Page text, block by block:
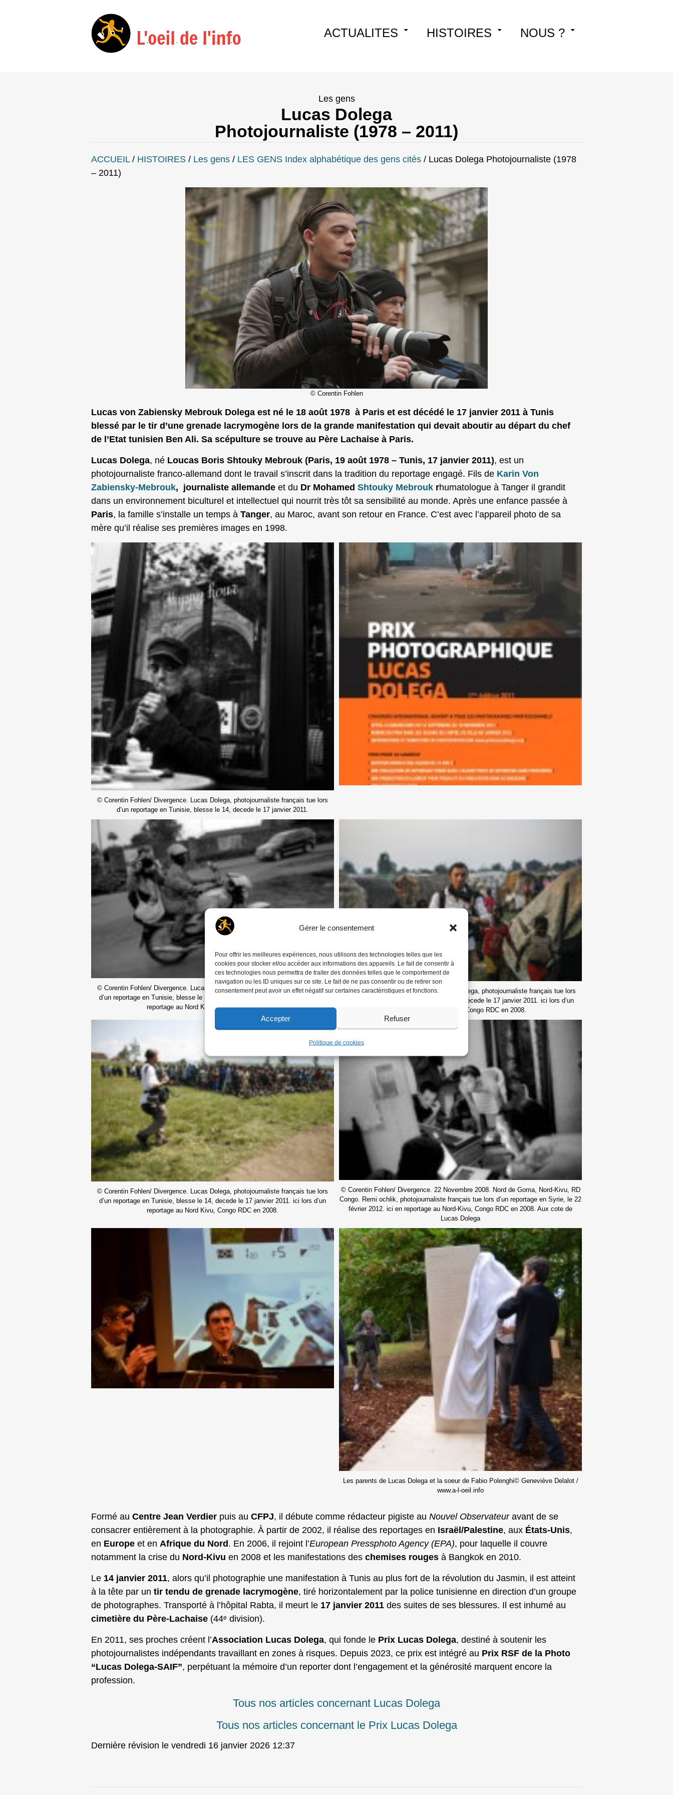
Gérer le consentement
Pour offrir les meilleures expériences, nous utilisons des technologies telles que les
cookies pour stocker et/ou accéder aux informations des appareils. Le fait de consentir à
ces technologies nous permettra de traiter des données telles que le comportement de
navigation ou les ID uniques sur ce site. Le fait de ne pas consentir ou de retirer son
consentement peut avoir un effet négatif sur certaines caractéristiques et fonctions.
Accepter Refuser
Politique de cookies
Skip
ACTUALITES HISTOIRES NOUS ?
Les gens
Lucas Dolega
Photojournaliste (1978 – 2011)
ACCUEIL/ HISTOIRES / Les gens / LES GENS Index alphabétique des gens cités / Lucas Dolega Photojournaliste (1978
– 2011)
© Corentin Fohlen
Lucas von Zabiensky Mebrouk Dolega est né le 18 août 1978 à Paris et est décédé le 17 janvier 2011 à Tunis
blessé par le tir d’une grenade lacrymogène lors de la grande manifestation qui devait aboutir au départ du chef
de l’Etat tunisien Ben Ali. Sa scépulture se trouve au Père Lachaise à Paris.
Lucas Dolega, né Loucas Boris Shtouky Mebrouk (Paris, 19 août 1978 – Tunis, 17 janvier 2011), est un
photojournaliste franco‑allemand dont le travail s’inscrit dans la tradition du reportage engagé. Fils de Karin Von
Zabiensky-Mebrouk, journaliste allemande et du Dr Mohamed Shtouky Mebrouk rhumatologue à Tanger il grandit
dans un environnement biculturel et intellectuel qui nourrit très tôt sa sensibilité au monde. Après une enfance passée à
Paris, la famille s’installe un temps à Tanger, au Maroc, avant son retour en France. C’est avec l’appareil photo de sa
mère qu’il réalise ses premières images en 1998.
© Corentin Fohlen/ Divergence. Lucas Dolega, photojournaliste français tue lors
d’un reportage en Tunisie, blesse le 14, decede le 17 janvier 2011.
© Corentin Fohlen/ Divergence. Lucas Dolega, photojournaliste français tue lors
d’un reportage en Tunisie, blesse le 14, decede le 17 janvier 2011. ici lors d’un
reportage au Nord Kivu, Congo RDC en 2008.
© Corentin Fohlen/ Divergence. Lucas Dolega, photojournaliste français tue lors
d’un reportage en Tunisie, blesse le 14, decede le 17 janvier 2011. ici lors d’un
reportage au Nord Kivu, Congo RDC en 2008.
© Corentin Fohlen/ Divergence. Lucas Dolega, photojournaliste français tue lors
d’un reportage en Tunisie, blesse le 14, decede le 17 janvier 2011. ici lors d’un
reportage au Nord Kivu, Congo RDC en 2008.
© Corentin Fohlen/ Divergence. 22 Novembre 2008. Nord de Goma, Nord-Kivu, RD
Congo. Remi ochlik, photojournaliste français tue lors d’un reportage en Syrie, le 22
février 2012. ici en reportage au Nord-Kivu, Congo RDC en 2008. Aux cote de
Lucas Dolega
Les parents de Lucas Dolega et la soeur de Fabio Polenghi© Geneviève Delalot /
www.a-l-oeil.info
Formé au Centre Jean Verdier puis au CFPJ, il débute comme rédacteur pigiste au Nouvel Observateuravant de se
consacrer entièrement à la photographie. À partir de 2002, il réalise des reportages en Israël/Palestine, aux États‑Unis,
en Europe et en Afrique du Nord . En 2006, il rejoint l’European Pressphoto Agency (EPA), pour laquelle il couvre
notamment la crise du Nord‑Kivu en 2008 et les manifestations des chemises rouges à Bangkok en 2010.
Le 14 janvier 2011, alors qu’il photographie une manifestation à Tunis au plus fort de la révolution du Jasmin, il est atteint
à la tête par un tir tendu de grenade lacrymogène, tiré horizontalement par la police tunisienne en direction d’un groupe
de photographes. Transporté à l’hôpital Rabta, il meurt le 17 janvier 2011 des suites de ses blessures. Il est inhumé au
cimetière du Père‑Lachaise (44ᵉ division).
En 2011, ses proches créent l’Association Lucas Dolega, qui fonde le Prix Lucas Dolega, destiné à soutenir les
photojournalistes indépendants travaillant en zones à risques. Depuis 2023, ce prix est intégré au Prix RSF de la Photo
“Lucas Dolega‑SAIF”, perpétuant la mémoire d’un reporter dont l’engagement et la générosité marquent encore la
profession.
Tous nos articles concernant Lucas Dolega
Tous nos articles concernant le Prix Lucas Dolega
Dernière révision le vendredi 16 janvier 2026 12:37